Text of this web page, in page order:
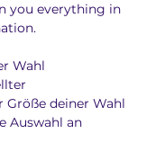
you everything in
Wahl
deiner Wahl
Auswahl an